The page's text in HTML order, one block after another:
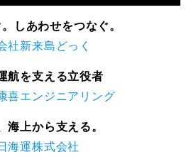
しあわせをつなぐ。
社新来島どっく
航を支える立役者
喜エンジニアリング
海上から支える。
海運株式会社